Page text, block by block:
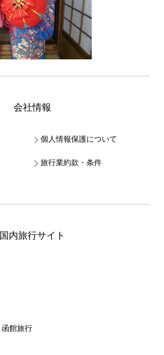
会社情報
個人情報保護について
旅行業約款・条件
国内旅行サイト
函館旅行